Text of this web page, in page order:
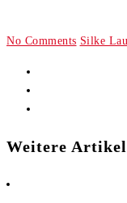
No Comments Silke
Weitere Artikel